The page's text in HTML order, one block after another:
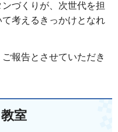
づくりが、次世代を担
考えるきっかけとなれ
報告とさせていただき
室